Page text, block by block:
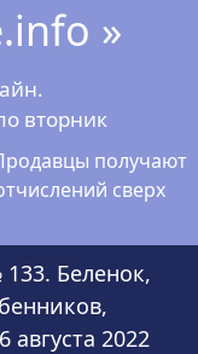
»
вторник
получают
сверх
Беленок,
августа 2022